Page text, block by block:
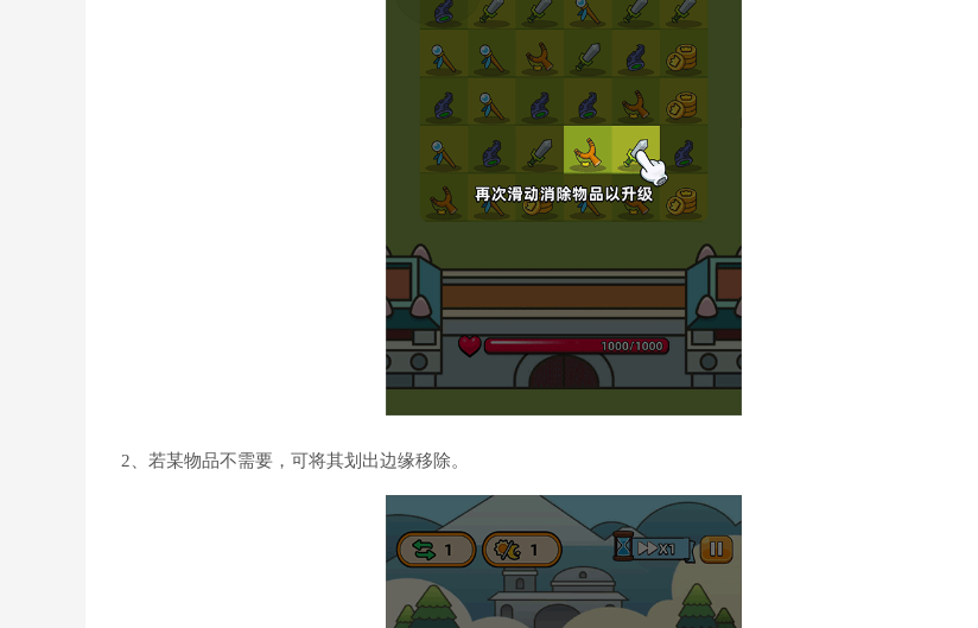
2、若某物品不需要，可将其划出边缘移除。